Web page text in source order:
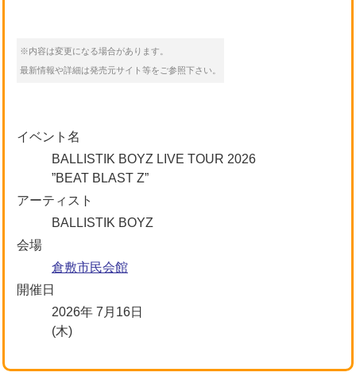
※内容は変更になる場合があります。
最新情報や詳細は発売元サイト等をご参照下さい。
イベント名
BALLISTIK BOYZ LIVE TOUR 2026
”BEAT BLAST Z”
アーティスト
BALLISTIK BOYZ
会場
倉敷市民会館
開催日
2026年 7月16日
(木)